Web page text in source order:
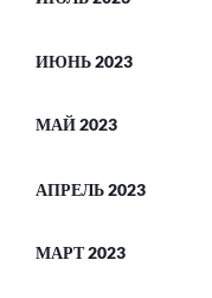
ИЮНЬ 2023
МАЙ 2023
АПРЕЛЬ 2023
МАРТ 2023